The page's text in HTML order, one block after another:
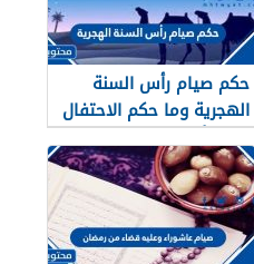
حكم صيام رأس السنة
الهجرية وما حكم الاحتفال
بعيد رأس السنه الهجريه